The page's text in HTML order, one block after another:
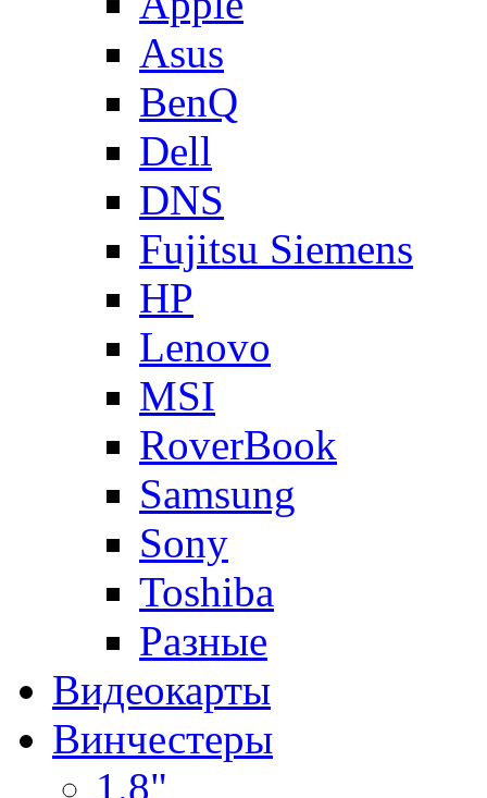
Asus
BenQ
Dell
DNS
Fujitsu Siemens
HP
Lenovo
MSI
RoverBook
Samsung
Sony
Toshiba
Разные
Видеокарты
Винчестеры
1.8"